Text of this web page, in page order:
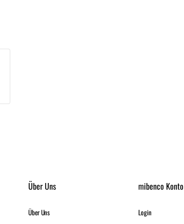
Über Uns
Über Uns
mibenco Konto
Login